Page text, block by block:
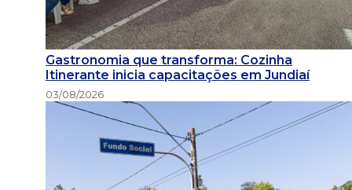
Gastronomia que transforma: Cozinha
Itinerante inicia capacitações em Jundiaí
03/08/2026